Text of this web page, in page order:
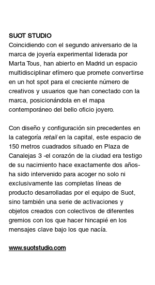
SUOT STUDIO
Coincidiendo con el segundo aniversario de la
marca de joyería experimental liderada por
Marta Tous, han abierto en Madrid un espacio
multidisciplinar efímero que promete convertirse
en un hot spot para el creciente número de
creativos y usuarios que han conectado con la
marca, posicionándola en el mapa
contemporáneo del bello oficio joyero.
Con diseño y configuración sin precedentes en
la categoría retail en la capital, este espacio de
150 metros cuadrados situado en Plaza de
Canalejas 3 -el corazón de la ciudad era testigo
de su nacimiento hace exactamente dos años-
ha sido intervenido para acoger no solo ni
exclusivamente las completas líneas de
producto desarrolladas por el equipo de Suot,
sino también una serie de activaciones y
objetos creados con colectivos de diferentes
gremios con los que hacer hincapié en los
mensajes clave bajo los que nacía.
www.suotstudio.com